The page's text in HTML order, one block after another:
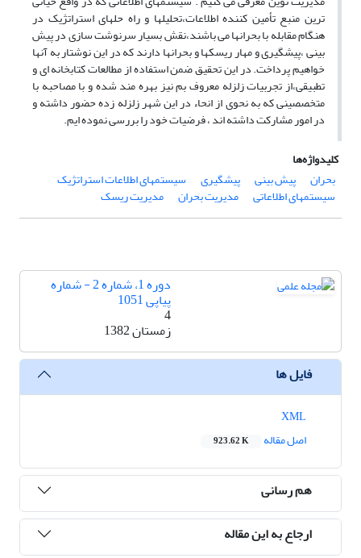
ترین منبع تأمین کننده اطلاعات،تحلیلها و راه حلهای استراتژیک در
هنگام مقابله با بحرانها می باشند،نقش بسیار سرنوشت سازی در پیش
بینی ،پیشگیری و مهار ریسکها و بحرانها دارند که در این نوشتار به آنها
خواهیم پرداخت. در این تحقیق ضمن استفاده از مطالعات کتابخانه ای و
تطبیقی،از تجربیات زلزله معروف بم نیز بهره مند شده و با مصاحبه با
متخصصینی که به نحوی از انحاء در این شهر زلزله زده حضور داشته و
در امور مشارکت داشته اند ، فرضیات خود را بررسی نموده ایم.
کلیدواژه‌ها
بحران
پیش بینی پیشگیری سیستمهای اطلاعات استراتژیک
سیستمهای اطلاعاتی مدیریت بحران مدیریت ریسک
دوره 1، شماره 2 - شماره
پیاپی 1051
4
زمستان 1382
فایل ها
اصل مقاله
923.62 K
هم رسانی
ارجاع به این مقاله